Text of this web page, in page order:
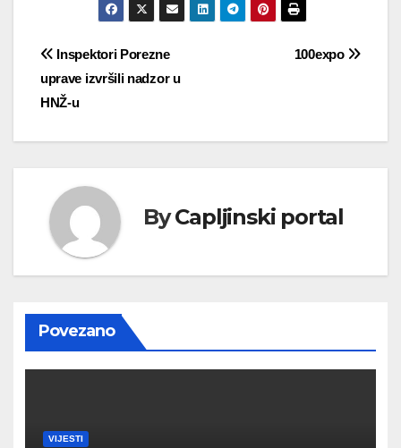
Navigacija
objava
100expo
Inspektori Porezne
uprave izvršili nadzor u
HNŽ-u
ByCapljinski portal
Povezano
VIJESTI